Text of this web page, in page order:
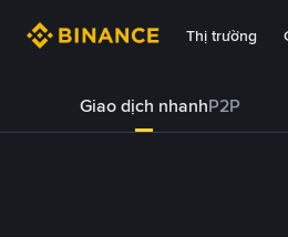
Thị trường
Giao dịch nhanhP2P